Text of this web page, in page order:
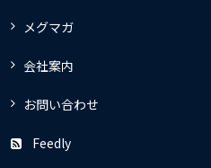
メグマガ
会社案内
お問い合わせ
Feedly